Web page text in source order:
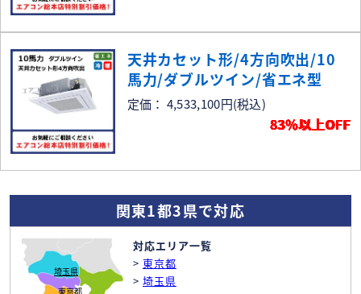
天井カセット形/4方向吹出/10
馬力/ダブルツイン/省エネ型
定価： 4,533,100円(税込)
83％以上OFF
関東1都3県で対応
東京都
埼玉県
対応エリア一覧
> 東京都
> 埼玉県